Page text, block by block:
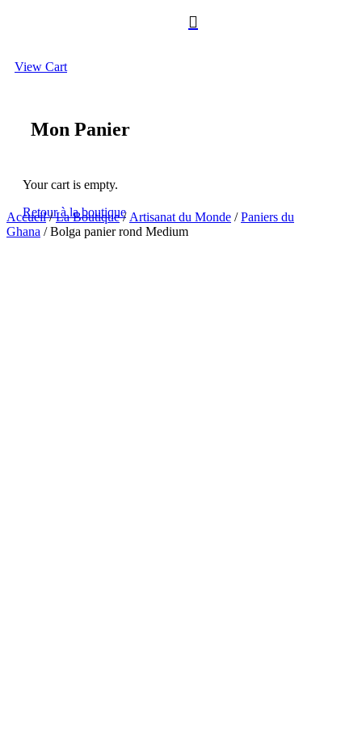

View Cart
Mon Panier
Your cart is empty.
Retour à la boutique
Accueil/La Boutique/ Artisanat du Monde /Paniers du
Ghana / Bolga panier rond Medium